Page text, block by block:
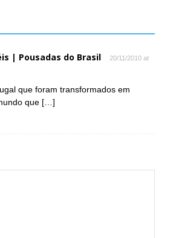
| Pousadas do Brasil
20/11/2010 at
que foram transformados em
que […]